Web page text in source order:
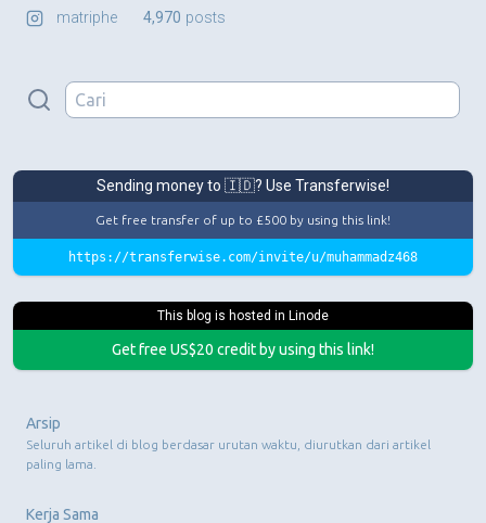
matriphe
4,970 posts
Sending money to 🇮🇩? Use Transferwise!
Get free transfer of up to £500 by using this link!
https://transferwise.com/invite/u/muhammadz468
This blog is hosted in Linode
Get free US$20 credit by using this link!
Arsip
Seluruh artikel di blog berdasar urutan waktu, diurutkan dari artikel
paling lama.
Kerja Sama